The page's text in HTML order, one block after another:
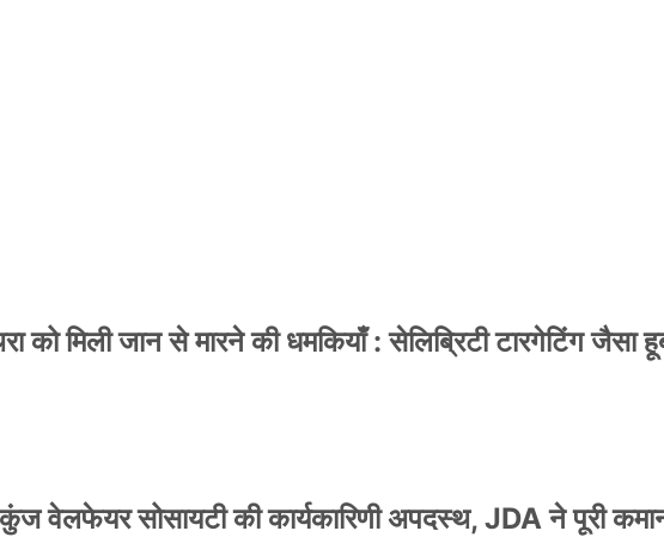
मिली जान से मारने की धमकियाँ : सेलिब्रिटी टारगेटिंग जैसा
वेलफेयर सोसायटी की कार्यकारिणी अपदस्थ, JDA ने पूरी